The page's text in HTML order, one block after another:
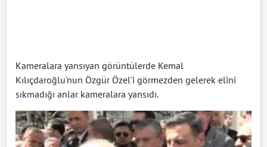
Kameralara yansıyan görüntülerde Kemal
Kılıçdaroğlu'nun Özgür Özel'i görmezden gelerek elini
sıkmadığı anlar kameralara yansıdı.